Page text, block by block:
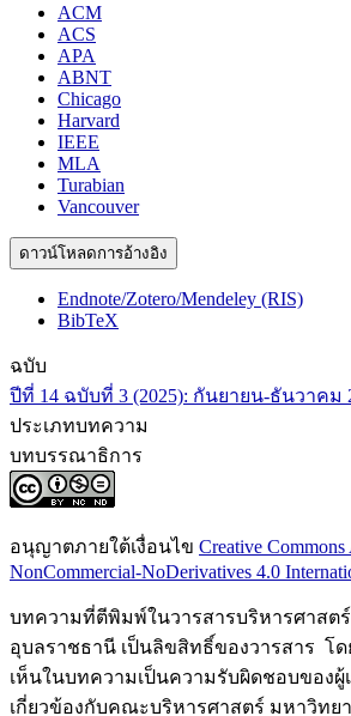
ACM
ACS
APA
ABNT
Chicago
Harvard
IEEE
MLA
Turabian
Vancouver
ดาวน์โหลดการอ้างอิง
Endnote/Zotero/Mendeley (RIS)
BibTeX
ฉบับ
ปีที่ 14 ฉบับที่ 3 (2025): กันยายน-ธันวาคม
ประเภทบทความ
บทบรรณาธิการ
อนุญาตภายใต้เงื่อนไข Creative
NonCommercial-NoDerivatives 4.0
บทความที่ตีพิมพ์ในวารสารบริหารศาสต
อุบลราชธานี เป็นลิขสิทธิ์ของวารสาร โ
เห็นในบทความเป็นความรับผิดชอบของผู้
เกี่ยวข้องกับคณะบริหารศาสตร์ มหาวิทย